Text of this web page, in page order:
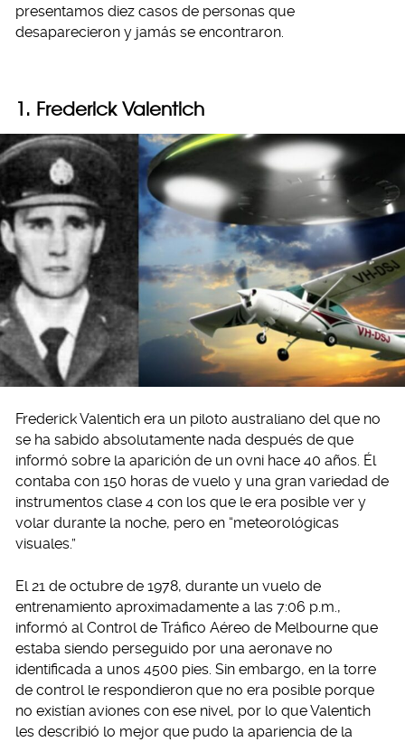
presentamos diez casos de personas que
desaparecieron y jamás se encontraron.
1. Frederick Valentich
Frederick Valentich era un piloto australiano del que no
se ha sabido absolutamente nada después de que
informó sobre la aparición de un ovni hace 40 años. Él
contaba con 150 horas de vuelo y una gran variedad de
instrumentos clase 4 con los que le era posible ver y
volar durante la noche, pero en “meteorológicas
visuales.”
El 21 de octubre de 1978, durante un vuelo de
entrenamiento aproximadamente a las 7:06 p.m.,
informó al Control de Tráfico Aéreo de Melbourne que
estaba siendo perseguido por una aeronave no
identificada a unos 4500 pies. Sin embargo, en la torre
de control le respondieron que no era posible porque
no existían aviones con ese nivel, por lo que Valentich
les describió lo mejor que pudo la apariencia de la